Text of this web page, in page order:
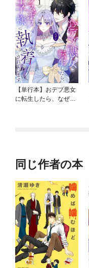
【単行本】おデブ悪女
に転生したら、なぜか
同じ作者の本